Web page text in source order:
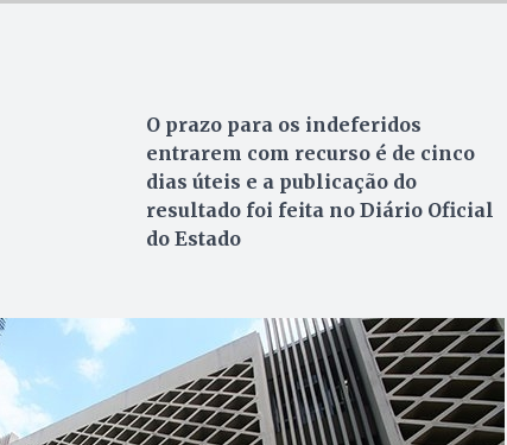
O prazo para os indeferidos
entrarem com recurso é de cinco
dias úteis e a publicação do
resultado foi feita no Diário Oficial
do Estado